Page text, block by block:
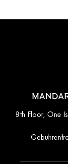
8th Floor, One